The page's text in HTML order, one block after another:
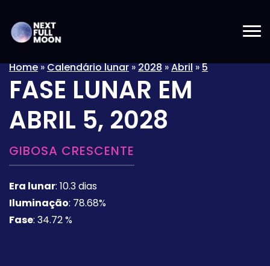
Home»Calendário lunar»2028»Abril»5
FASE LUNAR EM
ABRIL 5, 2028
GIBOSA CRESCENTE
Era lunar: 10.3 dias
Iluminação: 78.68%
Fase: 34.72 %